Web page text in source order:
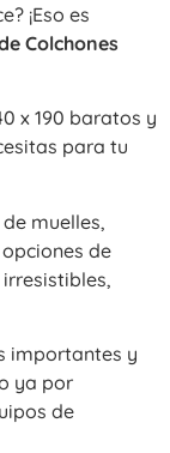
¡Eso es
Colchones
x 190 baratos y
para tu
muelles,
de
importantes y
ya por
de